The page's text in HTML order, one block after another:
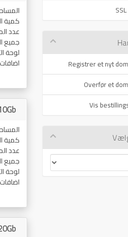
كمية
عدد
جميع
لوحة
كمية
عدد
جميع
لوحة